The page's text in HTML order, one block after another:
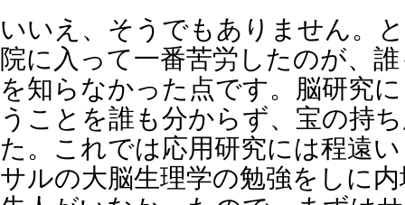
いいえ、そうでもありません。
院に入って一番苦労したのが、
を知らなかった点です。脳研究
うことを誰も分からず、宝の持
た。これでは応用研究には程遠
サルの大脳生理学の勉強をしに